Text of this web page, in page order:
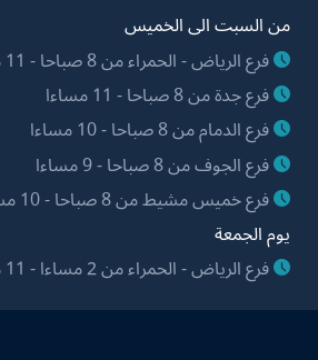
من السبت الى الخميس
فرع الرياض - الحمراء من 8 صباحا - 11 مساءا
فرع جدة من 8 صباحا - 11 مساءا
فرع الدمام من 8 صباحا - 10 مساءا
فرع الجوف من 8 صباحا - 9 مساءا
فرع خميس مشيط من 8 صباحا - 10 مساءا
يوم الجمعة
فرع الرياض - الحمراء من 2 مساءا - 11 مساءا